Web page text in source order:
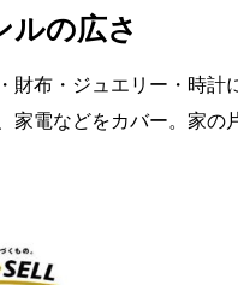
ルの広さ
財布・ジュエリー・時
家電などをカバー。家